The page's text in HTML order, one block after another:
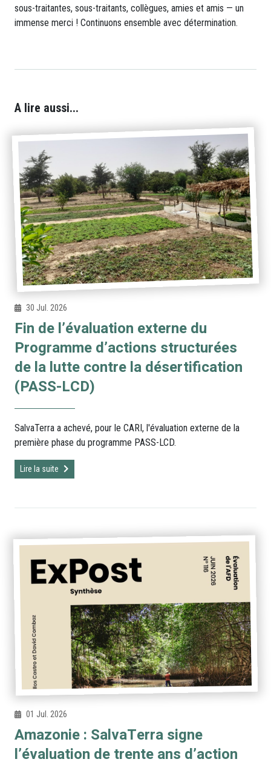
sous-traitantes, sous-traitants, collègues, amies et amis — un
immense merci ! Continuons ensemble avec détermination.
A lire aussi...
30 Jul. 2026
Fin de l’évaluation externe du
Programme d’actions structurées
de la lutte contre la désertification
(PASS-LCD)
SalvaTerra a achevé, pour le CARI, l'évaluation externe de la
première phase du programme PASS-LCD.
Lire la suite
01 Jul. 2026
Amazonie : SalvaTerra signe
l’évaluation de trente ans d’action